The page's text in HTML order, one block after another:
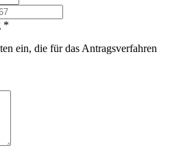
*
ein, die für das Antragsverfahren